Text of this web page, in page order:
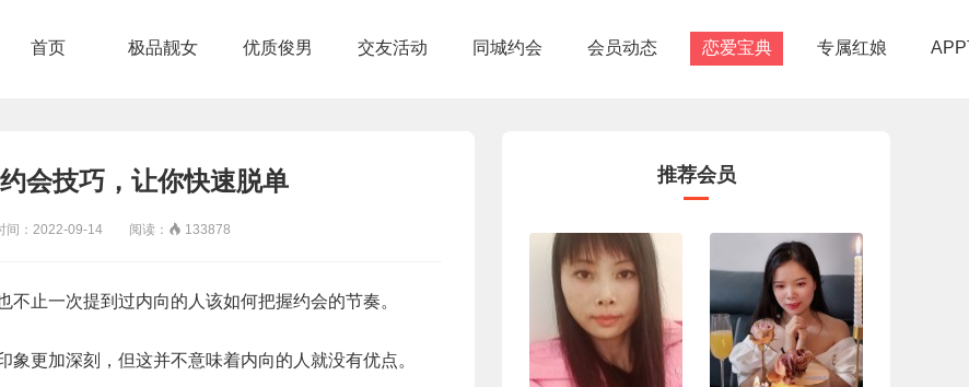
首页 极品靓女 优质俊男 交友活动 同城约会 会员动态 恋爱宝典 专属红娘
会技巧，让你快速脱单
：2022-09-14 阅读：  133878
止一次提到过内向的人该如何把握约会的节奏。
更加深刻，但这并不意味着内向的人就没有优点。
推荐会员